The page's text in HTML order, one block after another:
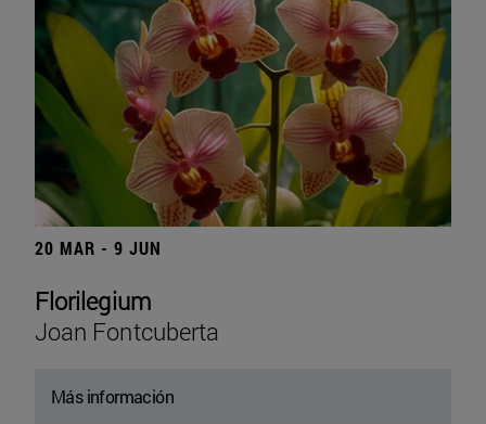
20 MAR - 9 JUN
Florilegium
Joan Fontcuberta
Más información